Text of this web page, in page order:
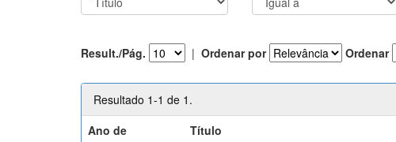
Result./Pág. | Ordenar por Ordenar
Resultado 1-1 de 1.
Ano de
Título